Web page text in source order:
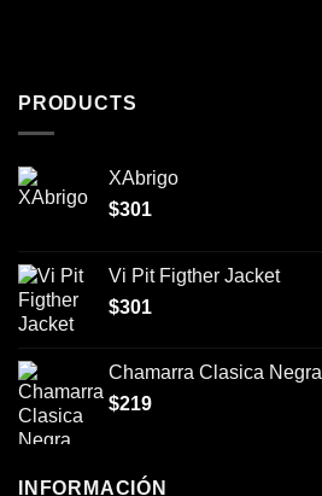
PRODUCTS
XAbrigo
$301
Vi Pit Figther Jacket
$301
Chamarra Clasica Negra
$219
INFORMACIÓN